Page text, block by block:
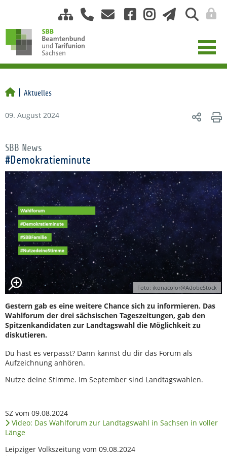
Aktuelles
09. August 2024
SBB News
#Demokratieminute
Foto: ikonacolor@AdobeStock
Gestern gab es eine weitere Chance sich zu informieren. Das
Wahlforum der drei sächsischen Tageszeitungen, gab den
Spitzenkandidaten zur Landtagswahl die Möglichkeit zu
diskutieren.
Du hast es verpasst? Dann kannst du dir das Forum als
Aufzeichnung anhören.
Nutze deine Stimme. Im September sind Landtagswahlen.
SZ vom 09.08.2024
Video: Das Wahlforum zur Landtagswahl in Sachsen in voller
Länge
Leipziger Volkszeitung vom 09.08.2024